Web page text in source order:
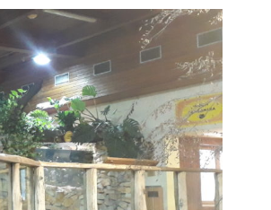
pro
fungování
webových
stránek.
Statistiky
Abychom
mohli
zlepšovat
funkčnost
a strukturu